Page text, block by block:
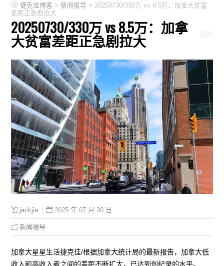
捷克佳博客 >新闻报导 > 20250730/330万 vs 8.5万：加拿大贫富
差距正急剧拉大
20250730/330万 vs 8.5万：加拿
大贫富差距正急剧拉大
jackjia 2025 年 07 月 30 日
新闻报导
加拿大星星生活捷克佳/根据加拿大统计局的最新报告，加拿大低
收入和高收入者之间的差距不断扩大，已达到创纪录的水平。